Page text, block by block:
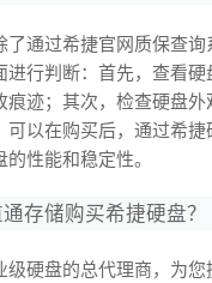
通过希捷官网质保查询
行判断：首先，查看硬
迹；其次，检查硬盘外
可以在购买后，通过希
性能和稳定性。
存储购买希捷硬盘？
级硬盘的总代理商，为